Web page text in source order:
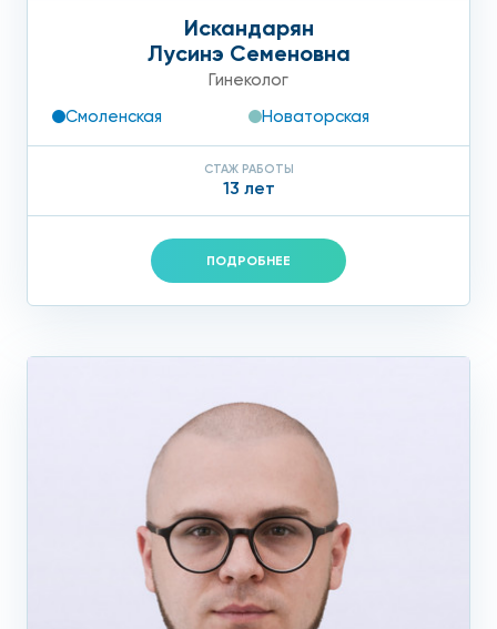
Искандарян
Лусинэ Семеновна
Гинеколог
Смоленская
Новаторская
СТАЖ РАБОТЫ
13 лет
ПОДРОБНЕЕ